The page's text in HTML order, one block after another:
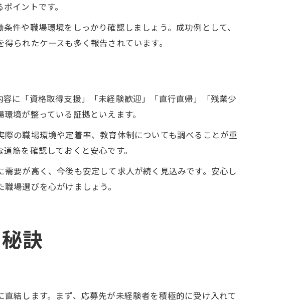
イントです。
件や職場環境をしっかり確認しましょう。成功例として、
られたケースも多く報告されています。
に「資格取得支援」「未経験歓迎」「直行直帰」「残業少
境が整っている証拠といえます。
の職場環境や定着率、教育体制についても調べることが重
筋を確認しておくと安心です。
要が高く、今後も安定して求人が続く見込みです。安心し
場選びを心がけましょう。
訣
結します。まず、応募先が未経験者を積極的に受け入れて